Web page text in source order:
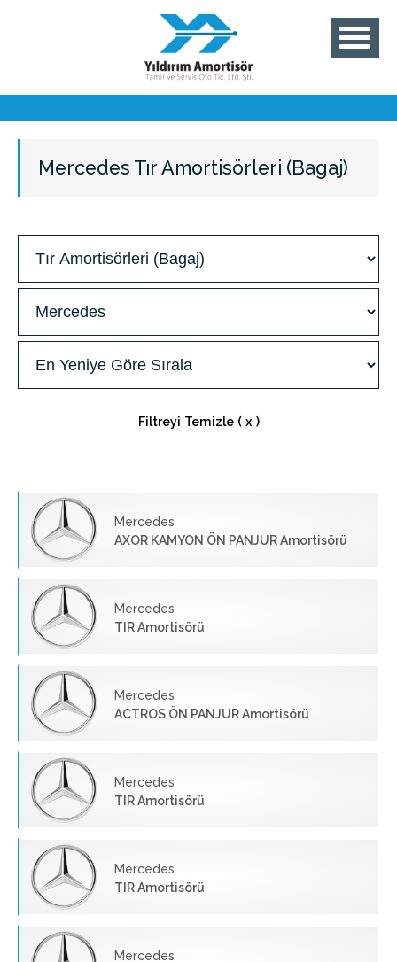
Mercedes Tır Amortisörleri (Bagaj)
Filtreyi Temizle ( x )
Mercedes
AXOR KAMYON ÖN PANJUR Amortisörü
Mercedes
TIR Amortisörü
Mercedes
ACTROS ÖN PANJUR Amortisörü
Mercedes
TIR Amortisörü
Mercedes
TIR Amortisörü
Mercedes